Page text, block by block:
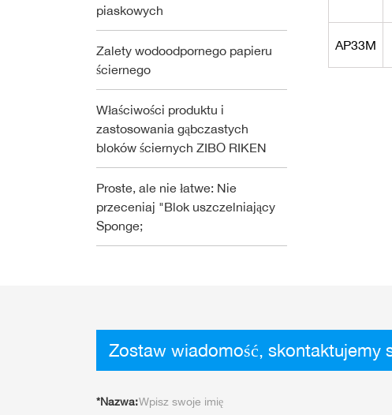
piaskowych
Zalety wodoodpornego papieru
ściernego
Właściwości produktu i
zastosowania gąbczastych
bloków ściernych ZIBO RIKEN
Proste, ale nie łatwe: Nie
przeceniaj "Blok uszczelniający
Sponge;
AP33M
Zostaw wiadomość, skontaktujemy
*Nazwa: